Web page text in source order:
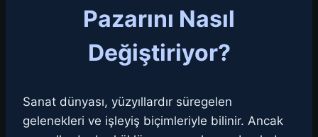
Pazarını Nasıl
Değiştiriyor?
Sanat dünyası, yüzyıllardır süregelen
gelenekleri ve işleyiş biçimleriyle bilinir. Ancak